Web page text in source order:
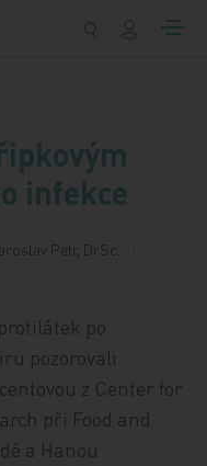
infekce
Petr, DrSc.
po
pozorovali
z Center for
při Food and
a Hanou